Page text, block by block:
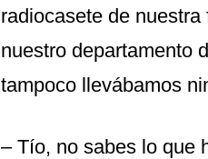
radiocasete de
nuestro departamento
tampoco llevábamos
– Tío, no sabes lo que